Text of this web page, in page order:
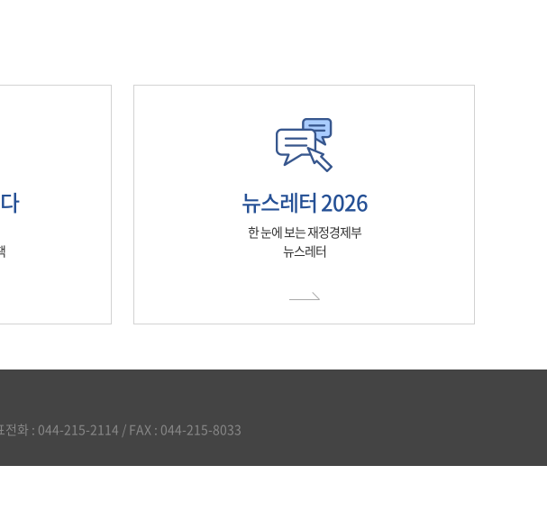
뉴스레터 2026
한 눈에 보는 재정경제부
뉴스레터
전화 : 044-215-2114 / FAX : 044-215-8033